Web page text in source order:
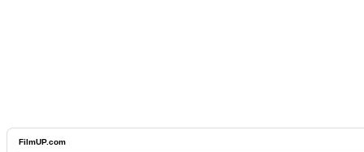
FilmUP.com